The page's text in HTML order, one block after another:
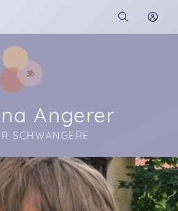
Angerer
SCHWANGERE
about me here...
Yogakurs! Auch für
geeignet.